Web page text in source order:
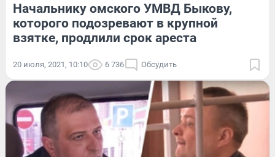
Начальнику омского УМВД Быкову,
которого подозревают в крупной
взятке, продлили срок ареста
20 июля, 2021, 10:10 6 736 Обсудить